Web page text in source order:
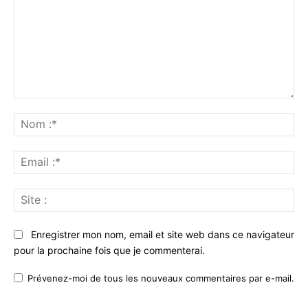
:*
:*
:
Enregistrer mon nom, email et site web dans ce navigateur
pour la prochaine fois que je commenterai.
Prévenez-moi de tous les nouveaux commentaires par e-mail.